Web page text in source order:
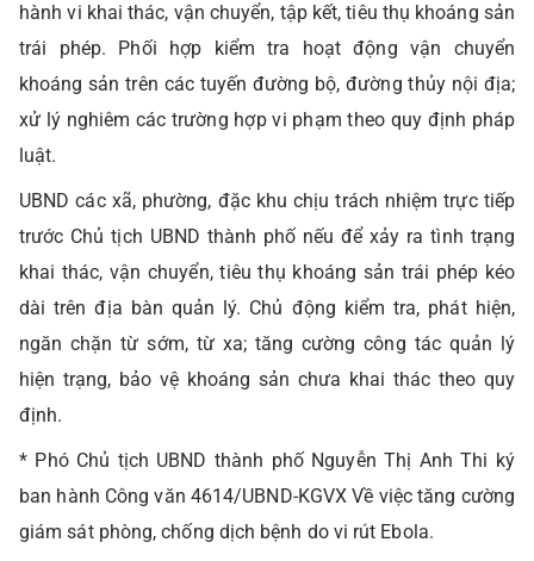
hành vi khai thác, vận chuyển, tập kết, tiêu thụ khoáng sản
trái phép. Phối hợp kiểm tra hoạt động vận chuyển
khoáng sản trên các tuyến đường bộ, đường thủy nội địa;
xử lý nghiêm các trường hợp vi phạm theo quy định pháp
luật.
UBND các xã, phường, đặc khu chịu trách nhiệm trực tiếp
trước Chủ tịch UBND thành phố nếu để xảy ra tình trạng
khai thác, vận chuyển, tiêu thụ khoáng sản trái phép kéo
dài trên địa bàn quản lý. Chủ động kiểm tra, phát hiện,
ngăn chặn từ sớm, từ xa; tăng cường công tác quản lý
hiện trạng, bảo vệ khoáng sản chưa khai thác theo quy
định.
* Phó Chủ tịch UBND thành phố Nguyễn Thị Anh Thi ký
ban hành Công văn 4614/UBND-KGVX Về việc tăng cường
giám sát phòng, chống dịch bệnh do vi rút Ebola.